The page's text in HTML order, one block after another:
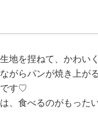
地を捏ねて、かわい
がらパンが焼き上が
です♡
、食べるのがもった